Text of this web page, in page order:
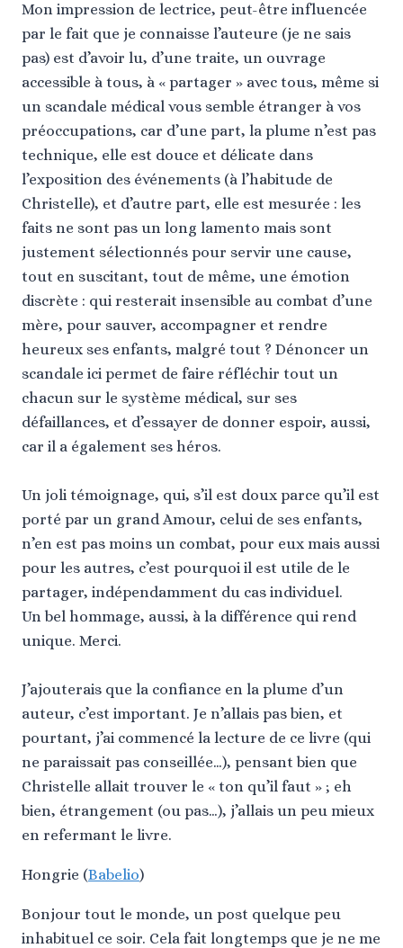
Mon impression de lectrice, peut-être influencée
par le fait que je connaisse l’auteure (je ne sais
pas) est d’avoir lu, d’une traite, un ouvrage
accessible à tous, à « partager » avec tous, même si
un scandale médical vous semble étranger à vos
préoccupations, car d’une part, la plume n’est pas
technique, elle est douce et délicate dans
l’exposition des événements (à l’habitude de
Christelle), et d’autre part, elle est mesurée : les
faits ne sont pas un long lamento mais sont
justement sélectionnés pour servir une cause,
tout en suscitant, tout de même, une émotion
discrète : qui resterait insensible au combat d’une
mère, pour sauver, accompagner et rendre
heureux ses enfants, malgré tout ? Dénoncer un
scandale ici permet de faire réfléchir tout un
chacun sur le système médical, sur ses
défaillances, et d’essayer de donner espoir, aussi,
car il a également ses héros.
Un joli témoignage, qui, s’il est doux parce qu’il est
porté par un grand Amour, celui de ses enfants,
n’en est pas moins un combat, pour eux mais aussi
pour les autres, c’est pourquoi il est utile de le
partager, indépendamment du cas individuel.
Un bel hommage, aussi, à la différence qui rend
unique. Merci.
J’ajouterais que la confiance en la plume d’un
auteur, c’est important. Je n’allais pas bien, et
pourtant, j’ai commencé la lecture de ce livre (qui
ne paraissait pas conseillée…), pensant bien que
Christelle allait trouver le « ton qu’il faut » ; eh
bien, étrangement (ou pas…), j’allais un peu mieux
en refermant le livre.
Hongrie (Babelio)
Bonjour tout le monde, un post quelque peu
inhabituel ce soir. Cela fait longtemps que je ne me